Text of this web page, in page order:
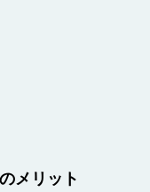
メリット